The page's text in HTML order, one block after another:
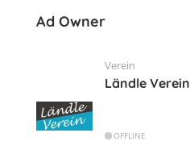
Ad Owner
Verein
Ländle Verein
OFFLINE